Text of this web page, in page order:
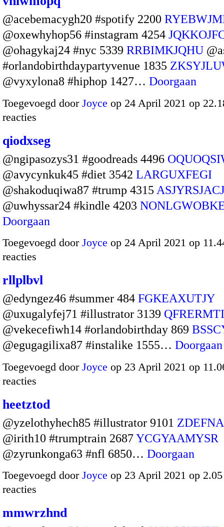
@acebemacygh20 #spotify 2200
@oxewhyhop56 #instagram 4254
@ohagykaj24 #nyc 5339 RRBIMKJQHU
#orlandobirthdaypartyvenue 1835
@vyxylona8 #hiphop 1427… Doorgaan
Toegevoegd door Joyce op 24 April 2021 op
reacties
qiodxseg
@ngipasozys31 #goodreads 4496
@avycynkuk45 #diet 3542 LARGUXFEGI
@shakoduqiwa87 #trump 4315 ASJYRSJACJ
@uwhyssar24 #kindle 4203
Doorgaan
Toegevoegd door Joyce op 24 April 2021 op
reacties
rllplbvl
@edyngez46 #summer 484 FGKEAXUTJY
@uxugalyfej71 #illustrator 3139
@vekecefiwh14 #orlandobirthday 869
@egugagilixa87 #instalike 1555… Doorgaan
Toegevoegd door Joyce op 23 April 2021 op
reacties
heetztod
@yzelothyhech85 #illustrator 9101
@irith10 #trumptrain 2687YCGYAAMYSR
@zyrunkonga63 #nfl 6850… Doorgaan
Toegevoegd door Joyce op 23 April 2021 op
reacties
mmwrzhnd